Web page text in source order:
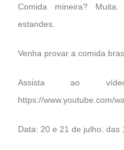
Comida mineira?
estandes.
Venha provar a comida
Assista ao
https://www.youtube.com/
Data: 20 e 21 de julho, das